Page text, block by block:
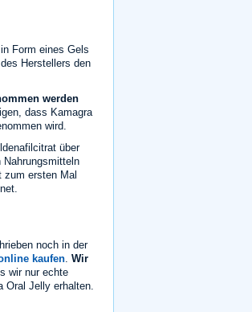
Form eines Gels
Herstellers den
werden
dass Kamagra
wird.
über
zum ersten Mal
noch in der
kaufen Wir
wir nur echte
Oral Jelly erhalten.